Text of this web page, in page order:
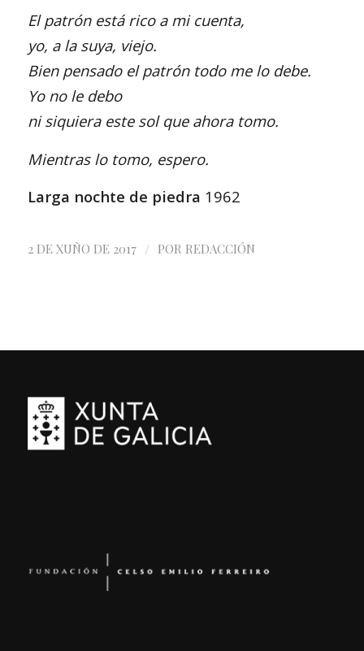
El patrón está rico a mi cuenta,
yo, a la suya, viejo.
Bien pensado el patrón todo me lo debe.
Yo no le debo
ni siquiera este sol que ahora tomo.
Mientras lo tomo, espero.
Larga nochte de piedra 1962
2 DE XUÑO DE 2017 / POR REDACCIÓN